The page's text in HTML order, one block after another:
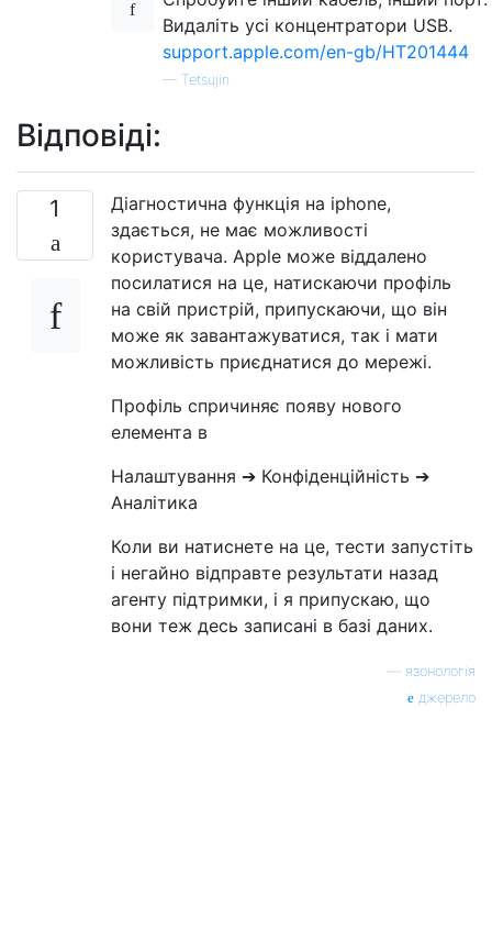
Видаліть усі концентратори USB.
support.apple.com/en-gb/HT201444
— Tetsujin
Відповіді:
1
Діагностична функція на iphone,
здається, не має можливості
користувача. Apple може віддалено
посилатися на це, натискаючи профіль
на свій пристрій, припускаючи, що він
може як завантажуватися, так і мати
можливість приєднатися до мережі.
Профіль спричиняє появу нового
елемента в
Налаштування ➔ Конфіденційність ➔
Аналітика
Коли ви натиснете на це, тести запустіть
і негайно відправте результати назад
агенту підтримки, і я припускаю, що
вони теж десь записані в базі даних.
язонологія
джерело